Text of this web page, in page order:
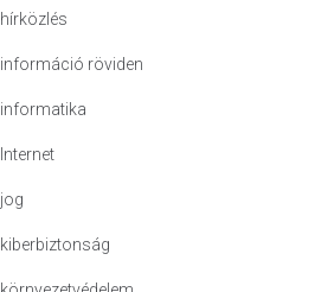
hírközlés
információ röviden
informatika
Internet
jog
kiberbiztonság